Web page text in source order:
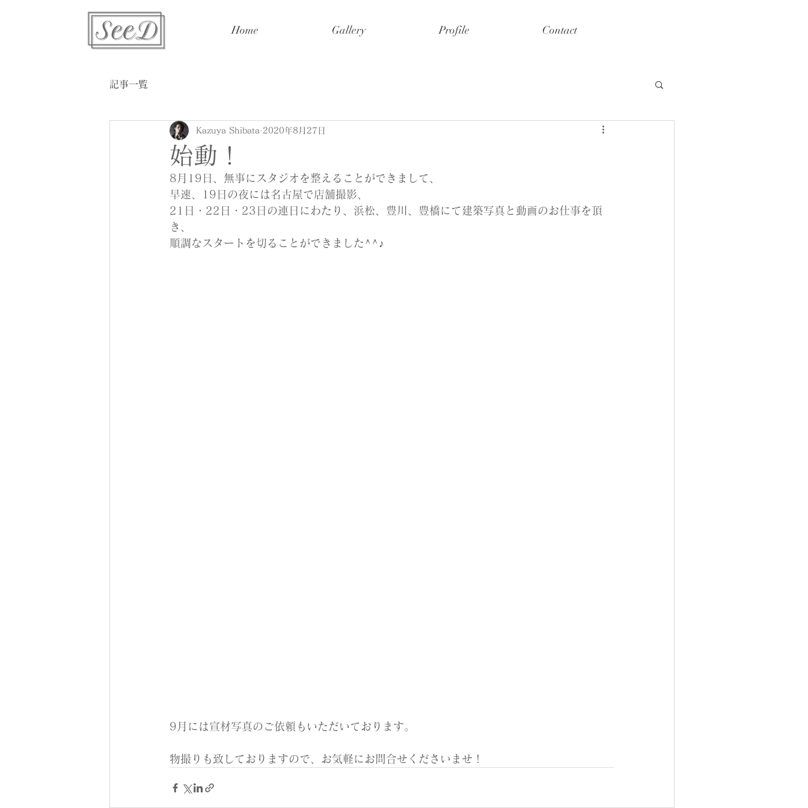
Home Gallery Profile Contact
記事一覧
始動！
Kazuya Shibata 2020年8月27日
8月19日、無事にスタジオを整えることができまして、
早速、19日の夜には名古屋で店舗撮影、
21日・22日・23日の連日にわたり、浜松、豊川、豊橋にて建築写真と動画のお仕事を頂
き、
順調なスタートを切ることができました^^♪
9月には宣材写真のご依頼もいただいております。
物撮りも致しておりますので、お気軽にお問合せくださいませ！